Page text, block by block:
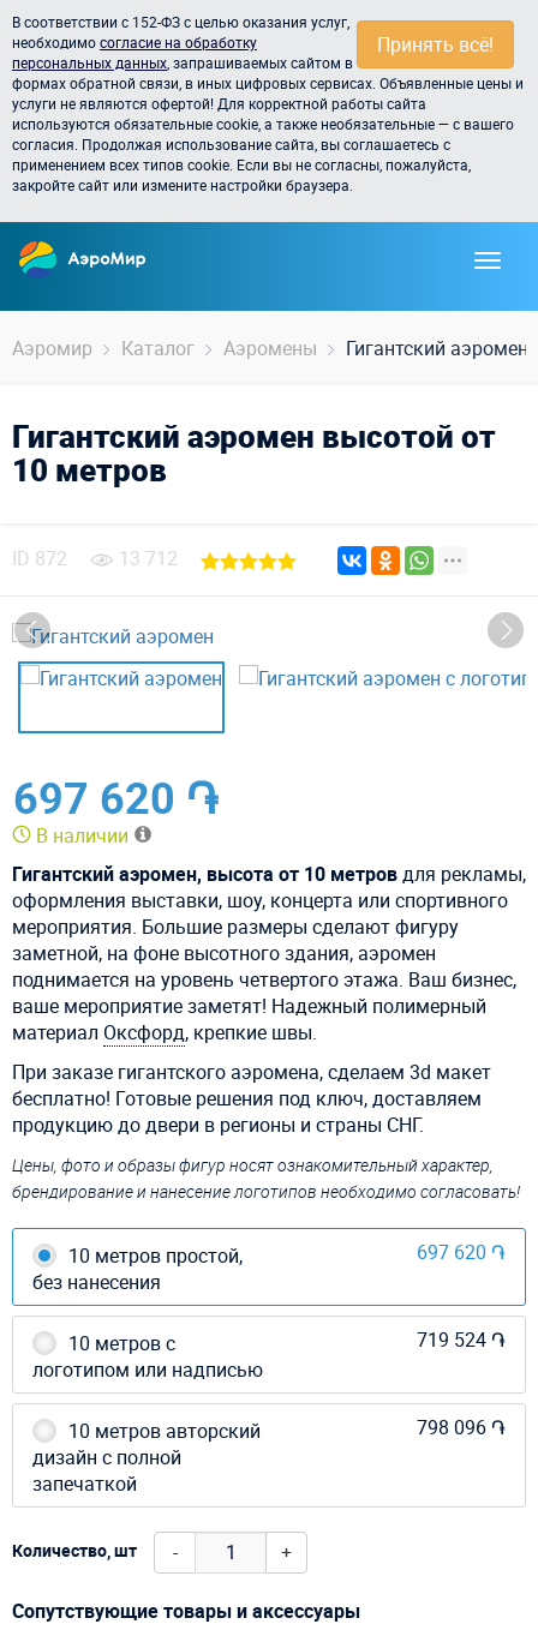
Принять всё!
В соответствии с 152-ФЗ с целью оказания услуг,
необходимосогласие на обработку
персональных данных , запрашиваемых сайтом в
формах обратной связи, в иных цифровых сервисах. Объявленные цены и
услуги не являются офертой! Для корректной работы сайта
используются обязательные cookie, а также необязательные — с вашего
согласия. Продолжая использование сайта, вы соглашаетесь с
применением всех типов cookie. Если вы не согласны, пожалуйста,
закройте сайт или измените настройки браузера.
Аэромир Каталог Аэромены Гигантский аэромен
Гигантский аэромен высотой от
10 метров
ID 872 13 712
697 620 ֏
В наличии
Гигантский аэромен, высота от 10 метровдля рекламы,
оформления выставки, шоу, концерта или спортивного
мероприятия. Большие размеры сделают фигуру
заметной, на фоне высотного здания, аэромен
поднимается на уровень четвертого этажа. Ваш бизнес,
ваше мероприятие заметят! Надежный полимерный
материал Оксфорд, крепкие швы.
При заказе гигантского аэромена, сделаем 3d макет
бесплатно! Готовые решения под ключ, доставляем
продукцию до двери в регионы и страны СНГ.
Цены, фото и образы фигур носят ознакомительный характер,
брендирование и нанесение логотипов необходимо согласовать!
10 метров простой,
без нанесения
697 620 ֏
10 метров с
логотипом или надписью
719 524 ֏
10 метров авторский
дизайн с полной
запечаткой
798 096 ֏
Количество, шт - +
Сопутствующие товары и аксессуары